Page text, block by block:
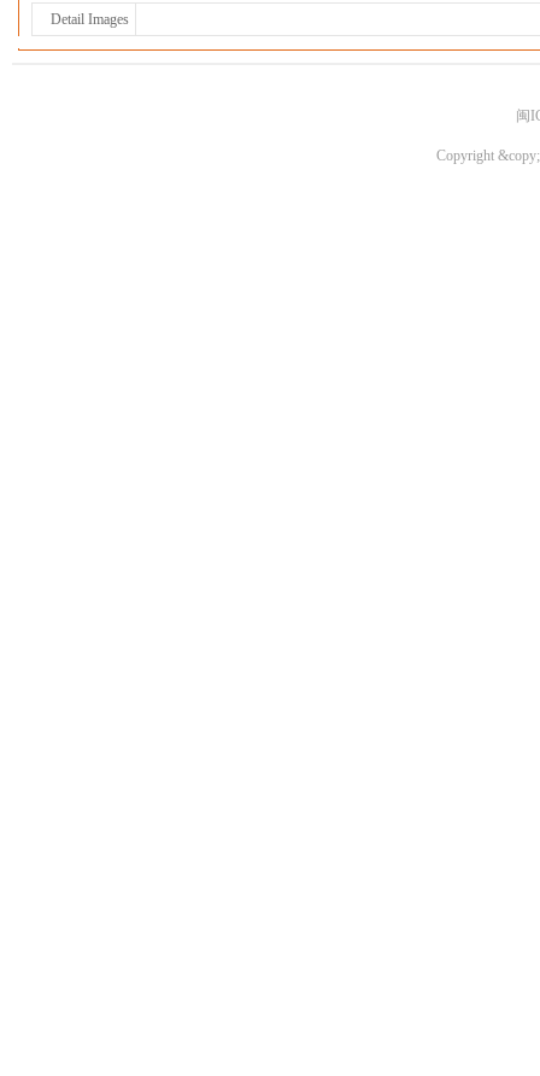
Detail Images
闽
Copyright